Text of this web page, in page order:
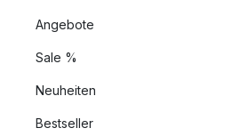
Angebote
Sale %
Neuheiten
Bestseller